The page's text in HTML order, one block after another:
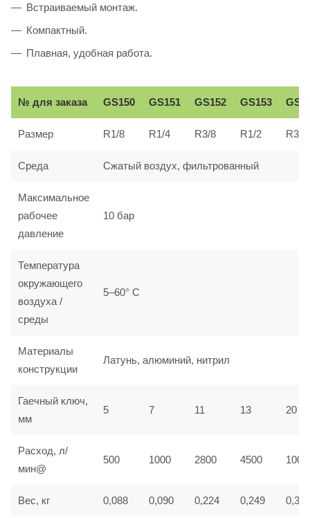
Встраиваемый монтаж.
Компактный.
Плавная, удобная работа.
№ для заказа GS150 GS151 GS152 GS153
Размер R1/8 R1/4 R3/8 R1/2 R3/4
Среда Сжатый воздух, фильтрованный
Максимальное
рабочее
давление
10 бар
Температура
окружающего
воздуха /
среды
5–60° С
Материалы
конструкции
Латунь, алюминий, нитрил
Гаечный ключ,
мм
5 7 11 13 20
Расход, л/
мин@
500 1000 2800 4500
Вес, кг 0,088 0,090 0,224 0,249 0,370